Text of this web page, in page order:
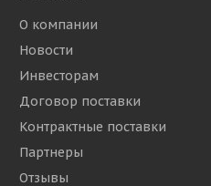
О компании
Новости
Инвесторам
Договор поставки
Контрактные поставки
Партнеры
Отзывы